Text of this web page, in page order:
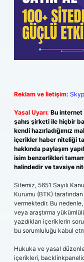
Reklam ve İletişim:
Yasal Uyarı: Bu
şahıs şirketi ile hiçbir
kendi hazırladığımız
içerikler haber niteliği
hakkında paylaşım
isim benzerlikleri
halindedir ve tavsiye
Sitemiz, 5651 Sayılı
Kurumu (BTK)
vermektedir. Bu
veya araştırma
yazdıkları içeriklerin
bu sorumluluğu kabul
Hukuka ve yasal
içerikleri,